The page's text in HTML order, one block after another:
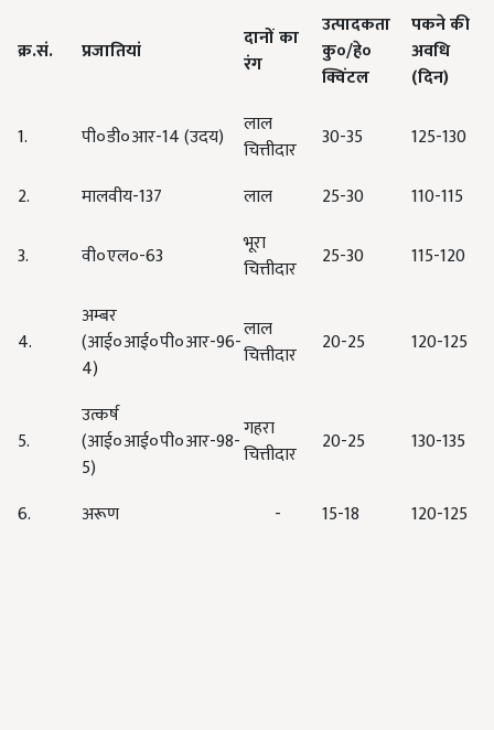
क्र.सं. प्रजातियां
दानों का
रंग
उत्पादकता
कु०/हे०
क्विंटल
पकने की
अवधि
(दिन)
1.
पी०डी०आर-14 (उदय)
लाल
चित्तीदार
30-35
125-130
2.
मालवीय-137 लाल 25-30
110-115
3.
वी०एल०-63
भूरा
चित्तीदार
25-30 115-120
4.
अम्बर
(आई०आई०पी०आर-96-
4)
लाल
चित्तीदार
20-25 120-125
5.
उत्कर्ष
(आई०आई०पी०आर-98-
5)
गहरा
चित्तीदार
20-25 130-135
6. अरूण - 15-18 120-125